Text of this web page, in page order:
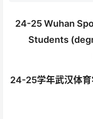
24-25 Wuhan
Students
24-25学年武汉体